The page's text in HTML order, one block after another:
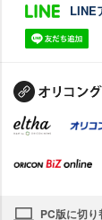
LINE
PC版に切り